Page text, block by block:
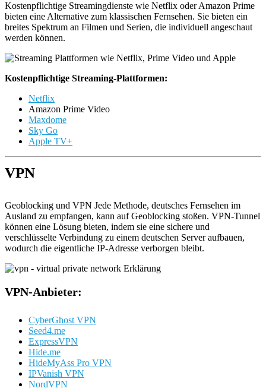
Kostenpflichtige Streamingdienste wie Netflix oder Amazon Prime
bieten eine Alternative zum klassischen Fernsehen. Sie bieten ein
breites Spektrum an Filmen und Serien, die individuell angeschaut
werden können.
Kostenpflichtige Streaming-Plattformen:
Netflix
Amazon Prime Video
Maxdome
Sky Go
Apple TV+
VPN
Geoblocking und VPN Jede Methode, deutsches Fernsehen im
Ausland zu empfangen, kann auf Geoblocking stoßen. VPN-Tunnel
können eine Lösung bieten, indem sie eine sichere und
verschlüsselte Verbindung zu einem deutschen Server aufbauen,
wodurch die eigentliche IP-Adresse verborgen bleibt.
VPN-Anbieter:
CyberGhost VPN
Seed4.me
ExpressVPN
Hide.me
HideMyAss Pro VPN
IPVanish VPN
NordVPN